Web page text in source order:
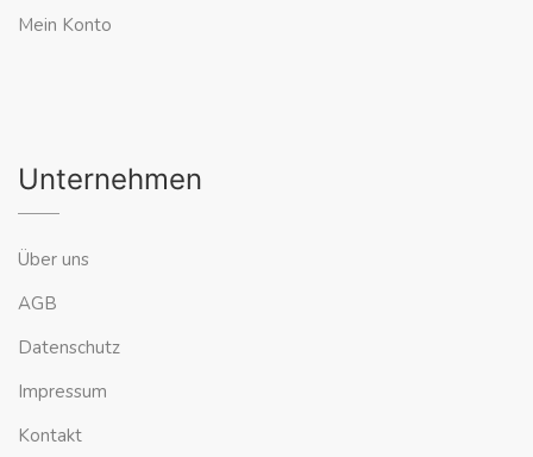
Mein Konto
Unternehmen
Über uns
AGB
Datenschutz
Impressum
Kontakt